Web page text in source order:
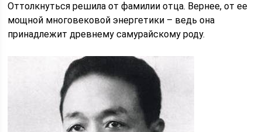
Оттолкнуться решила от фамилии отца. Вернее, от ее
мощной многовековой энергетики – ведь она
принадлежит древнему самурайскому роду.